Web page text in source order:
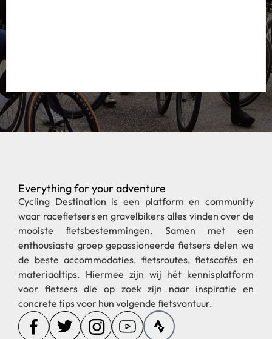
Everything for your adventure
Cycling Destination is een platform en community
waar racefietsers en gravelbikers alles vinden over de
mooiste fietsbestemmingen. Samen met een
enthousiaste groep gepassioneerde fietsers delen we
de beste accommodaties, fietsroutes, fietscafés en
materiaaltips. Hiermee zijn wij hét kennisplatform
voor fietsers die op zoek zijn naar inspiratie en
concrete tips voor hun volgende fietsvontuur.